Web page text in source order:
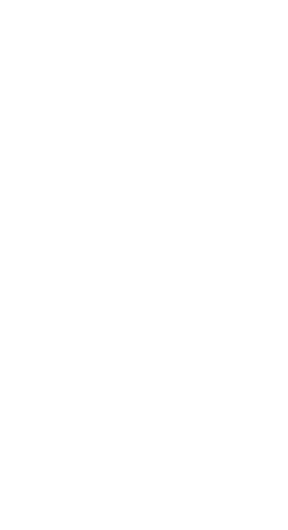
Потвърждавам, че съм прочел/а политиката за